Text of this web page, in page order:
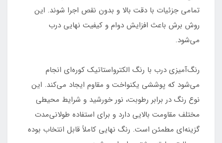
تمامی جزئیات با دقت بالا و بدون نقص اجرا شوند. این
روش برش باعث افزایش دوام و کیفیت نهایی درب
می‌شود.
رنگ‌آمیزی درب با رنگ الکترواستاتیک کوره‌ای انجام
می‌شود که پوششی یکنواخت و مقاوم ایجاد می‌کند. این
نوع رنگ در برابر رطوبت، نور خورشید و شرایط محیطی
مختلف مقاومت بالایی دارد و برای استفاده طولانی‌مدت
گزینه‌ای مطمئن است. رنگ نهایی کاملاً قابل انتخاب بوده